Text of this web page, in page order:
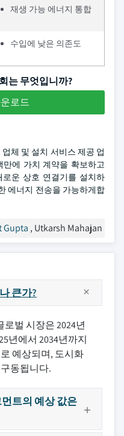
재생 가능 에너지 통합
수입에 낮은 의존도
는 무엇입니까?
로드
체 및 설치 서비스 제공 업
만에 가치 계약을 확보하고
로운 상호 연결기를 설치하
에너지 전송을 가능하게합
Gupta , Utkarsh Mahajan
큰가?
로벌 시장은 2024년
년에서 2034년까지
예상되며, 도시화
동됩니다.
트의 예상 값은